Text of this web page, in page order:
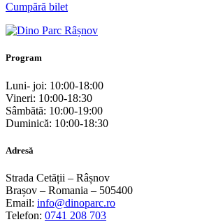
Cumpără bilet
Program
Luni- joi: 10:00-18:00
Vineri: 10:00-18:30
Sâmbătă: 10:00-19:00
Duminică: 10:00-18:30
Adresă
Strada Cetății – Râșnov
Brașov – Romania – 505400
Email: info@dinoparc.ro
Telefon: 0741 208 703